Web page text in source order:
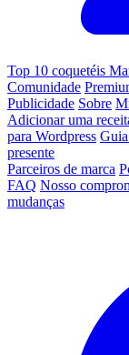
Top 10 coquetéis
Comunidade
Publicidade Sobre
Adicionar uma
para Wordpress
presente
Parceiros de marca
FAQ Nosso
mudanças